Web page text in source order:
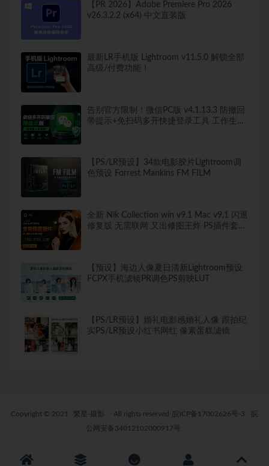
【PR 2026】Adobe Premiere Pro 2026
v26.3.2.2 (x64) 中文直装版
最新LR手机版 Lightroom v11.5.0 解锁全部
高级/付费功能！
告别官方限制！微信PC版 v4.1.13.3 防撤回
带提示+免扫码多开快捷登录工具 工作生活
【PS/LR预设】34款电影胶片Lightroom调
色预设 Forrest Mankins FM FILM
全新 Nik Collection win v9.1 Mac v9.1 闪退
修复版 无需联网 又出修图王炸 PS插件套装
【预设】海边人像夏日清新Lightroom预设
FCPX手机滤镜PR调色PS剪映LUT
【PS/LR预设】婚礼电影感婚礼人像 跟拍纪
实PS/LR预设小红书网红 像素蛋糕滤镜
Copyright © 2021 繁星-摄影 - All rights reserved 皖ICP备17002626号-3
皖
公网安备34012102000917号